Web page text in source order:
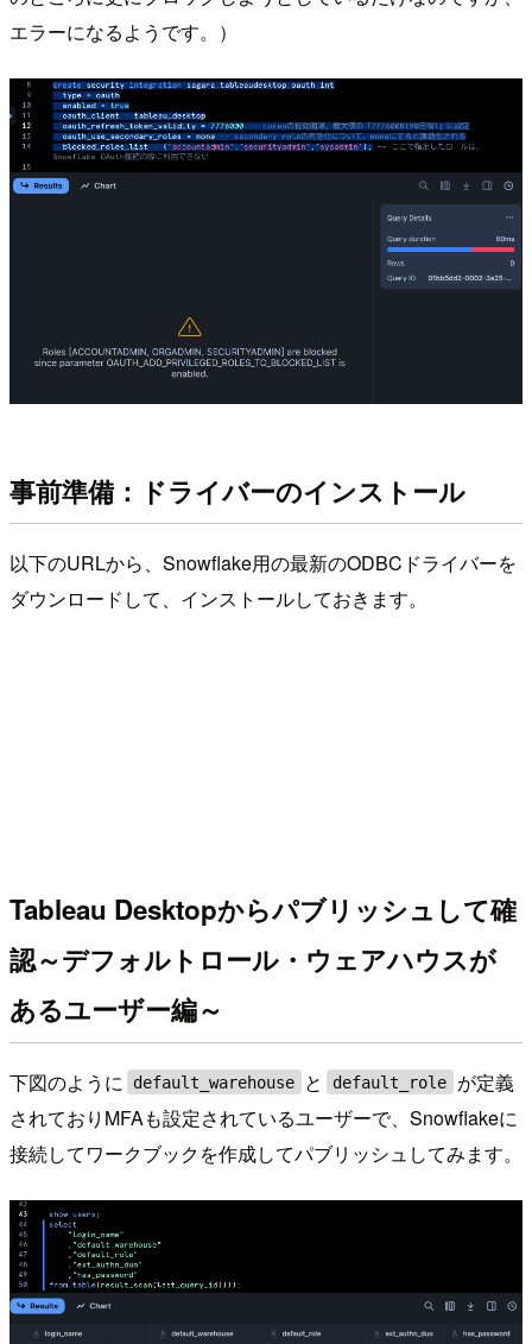
エラーになるようです。）
事前準備：ドライバーのインストール
以下のURLから、Snowflake用の最新のODBCドライバーを
ダウンロードして、インストールしておきます。
Tableau Desktopからパブリッシュして確
認～デフォルトロール・ウェアハウスが
あるユーザー編～
下図のように default_warehouse と default_role
が定義
されておりMFAも設定されているユーザーで、Snowflakeに
接続してワークブックを作成してパブリッシュしてみます。